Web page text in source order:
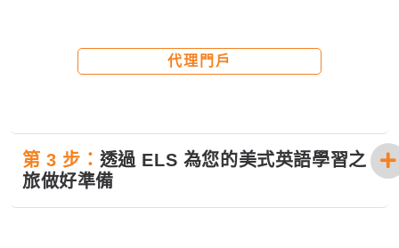
代理門戶
第 3 步： 透過 ELS 為您的美式英語學習之
旅做好準備